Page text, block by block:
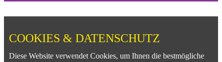
COOKIES & DATENSCHUTZ
Diese Website verwendet Cookies, um Ihnen die bestmögliche